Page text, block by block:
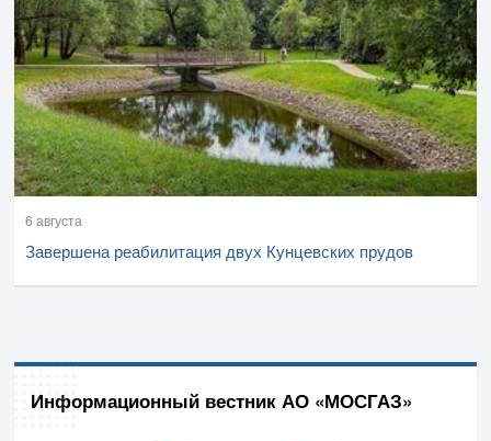
6 августа
Завершена реабилитация двух Кунцевских прудов
Информационный вестник АО «МОСГАЗ»